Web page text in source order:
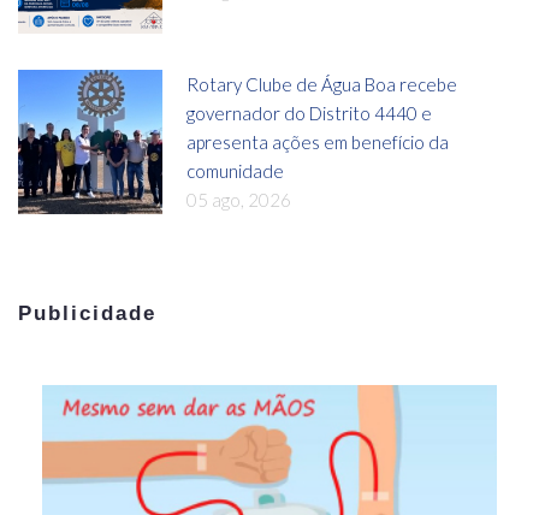
Rotary Clube de Água Boa recebe
governador do Distrito 4440 e
apresenta ações em benefício da
comunidade
05 ago, 2026
Publicidade